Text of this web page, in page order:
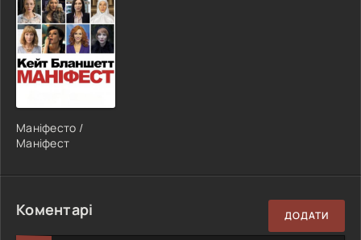
Маніфесто /
Маніфест
Коментарі ДОДАТИ